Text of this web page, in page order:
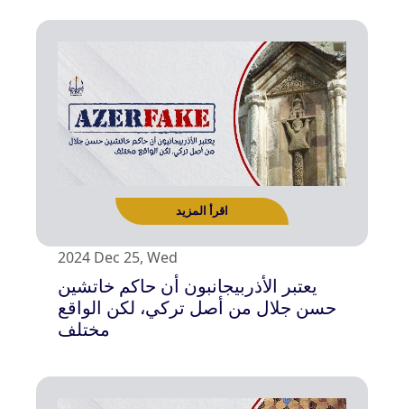
2024 Dec 25, Wed
يعتبر الأذربيجانبون أن حاكم خاتشين
حسن جلال من أصل تركي، لكن الواقع
مختلف